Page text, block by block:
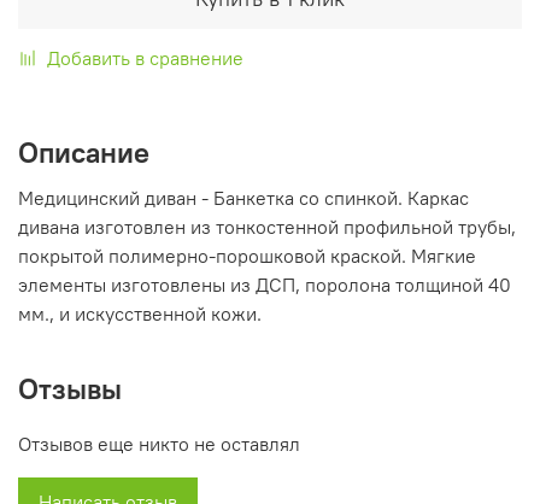
Добавить в сравнение
Описание
Медицинский диван - Банкетка со спинкой. Каркас
дивана изготовлен из тонкостенной профильной трубы,
покрытой полимерно-порошковой краской. Мягкие
элементы изготовлены из ДСП, поролона толщиной 40
мм., и искусственной кожи.
Отзывы
Отзывов еще никто не оставлял